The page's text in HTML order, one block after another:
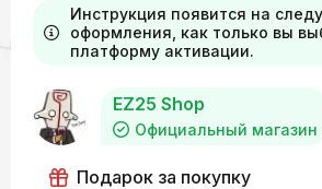
Инструкция появится на
оформления, как только вы
платформу активации.
EZ25 Shop
Официальный магазин
Подарок за покупку